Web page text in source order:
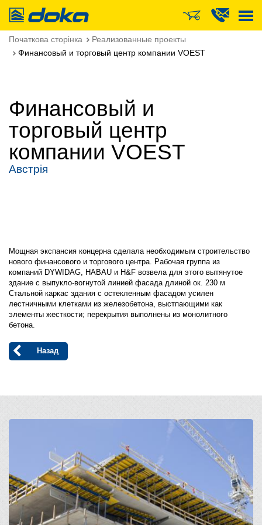
Doka
Початкова сторінка
Реализованные проекты
Финансовый и торговый центр компании VOEST
Финансовый и
торговый центр
компании VOEST
Австрія
Мощная экспансия концерна сделала необходимым строительство
нового финансового и торгового центра. Рабочая группа из
компаний DYWIDAG, HABAU и H&F возвела для этого вытянутое
здание с выпукло-вогнутой линией фасада длиной ок. 230 м
Стальной каркас здания с остекленным фасадом усилен
лестничными клетками из железобетона, выстпающими как
элементы жесткости; перекрытия выполнены из монолитного
бетона.
Назад